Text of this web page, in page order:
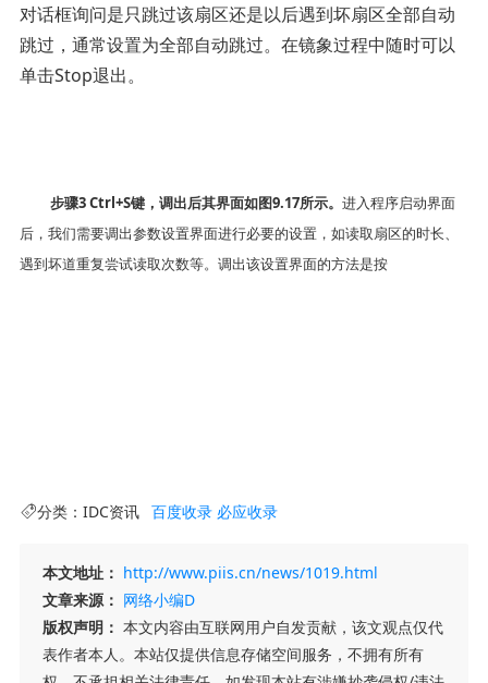
对话框询问是只跳过该扇区还是以后遇到坏扇区全部自动
跳过，通常设置为全部自动跳过。在镜象过程中随时可以
单击Stop退出。
步骤3Ctrl+S键，调出后其界面如图9.17所示。进入程序启动界面
后，我们需要调出参数设置界面进行必要的设置，如读取扇区的时长、
遇到坏道重复尝试读取次数等。调出该设置界面的方法是按
分类： IDC资讯 百度收录 必应收录
本文地址： http://www.piis.cn/news/1019.html
文章来源： 网络小编D
版权声明： 本文内容由互联网用户自发贡献，该文观点仅代
表作者本人。本站仅提供信息存储空间服务，不拥有所有